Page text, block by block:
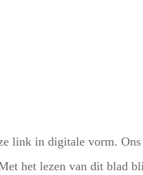
link in digitale vorm. Ons
het lezen van dit blad